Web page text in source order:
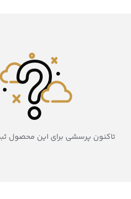
تاکنون پرسشی برای این محصول